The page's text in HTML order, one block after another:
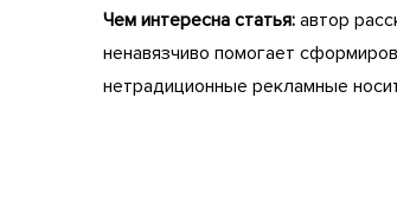
Чем интересна статья: автор
ненавязчиво помогает
нетрадиционные рекламные